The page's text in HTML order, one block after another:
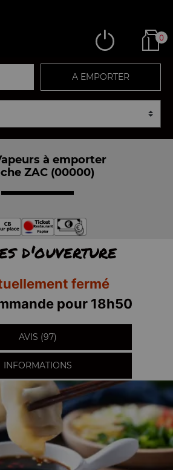
0
A EMPORTER
à emporter
ZAC (00000)
d'ouverture
fermé
pour 18h50
AVIS (97)
INFORMATIONS